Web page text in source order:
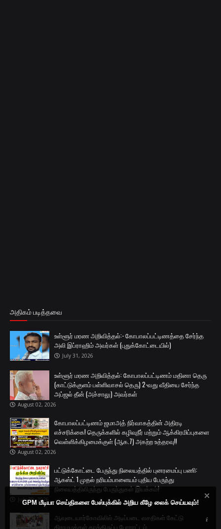
அதிகம் படித்தவை
உள்ளூர் மரண அறிவித்தல்:- கோபாலப்பட்டிணத்தை சேர்ந்த
அலி இப்ராஹிம் அவர்கள் (புதுக்கோட்டையில்)
July 31, 2026
உள்ளூர் மரண அறிவித்தல்: கோபாலப்பட்டிணம் மதினா தெரு
(காட்டுக்குளம் பள்ளிவாசல் தெரு) 2-வது வீதியை சேர்ந்த
அப்ஜல் தீன் (அச்சாலு) அவர்கள்
August 02, 2026
கோபாலப்பட்டிணம் ஜமாஅத் நிர்வாகத்தின் அதிரடி
எச்சரிக்கை! தெருக்களில் கழிவுநீர் மற்றும் ஆக்கிரமிப்புகளை
வெள்ளிக்கிழமைக்குள் (ஆக.7) அகற்ற உத்தரவு!!
August 02, 2026
பட்டுக்கோட்டை பேருந்து நிலையத்தில் புனரமைப்பு பணி:
ஆகஸ்ட் 1 முதல் நரியம்பாளையம் புதிய பேருந்து
நிலையத்திலிருந்து பேருந்துகள் இயக்கம்!
July 30, 2026
ஆவுடையார்கோவிலில் அடிப்படை வசதிகள் கேட்டு
கிராமமக்கள் காத்திருப்பு போராட்டம்
GPM மீடியா செய்திகளை பேஸ்புக்கில் அறிய கீழே லைக் செய்யவும்!